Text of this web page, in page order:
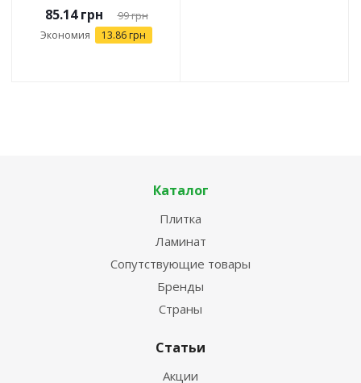
85.14грн 99грн
Экономия 13.86 грн
Каталог
Плитка
Ламинат
Сопутствующие товары
Бренды
Страны
Статьи
Акции